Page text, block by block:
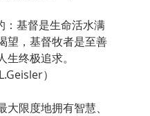
：基督是生命活水满
望，基督牧者是至善
终极追求。
）
大限度地拥有智慧、